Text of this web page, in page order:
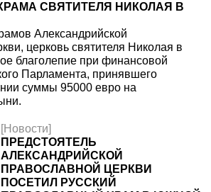
СВЯТИТЕЛЯ НИКОЛАЯ В
Александрийской
церковь святителя Николая в
благолепие при финансовой
Парламента, принявшего
суммы 95000 евро на
[Новости]
ПРЕДСТОЯТЕЛЬ
АЛЕКСАНДРИЙСКОЙ
ПРАВОСЛАВНОЙ ЦЕРКВИ
ПОСЕТИЛ РУССКИЙ